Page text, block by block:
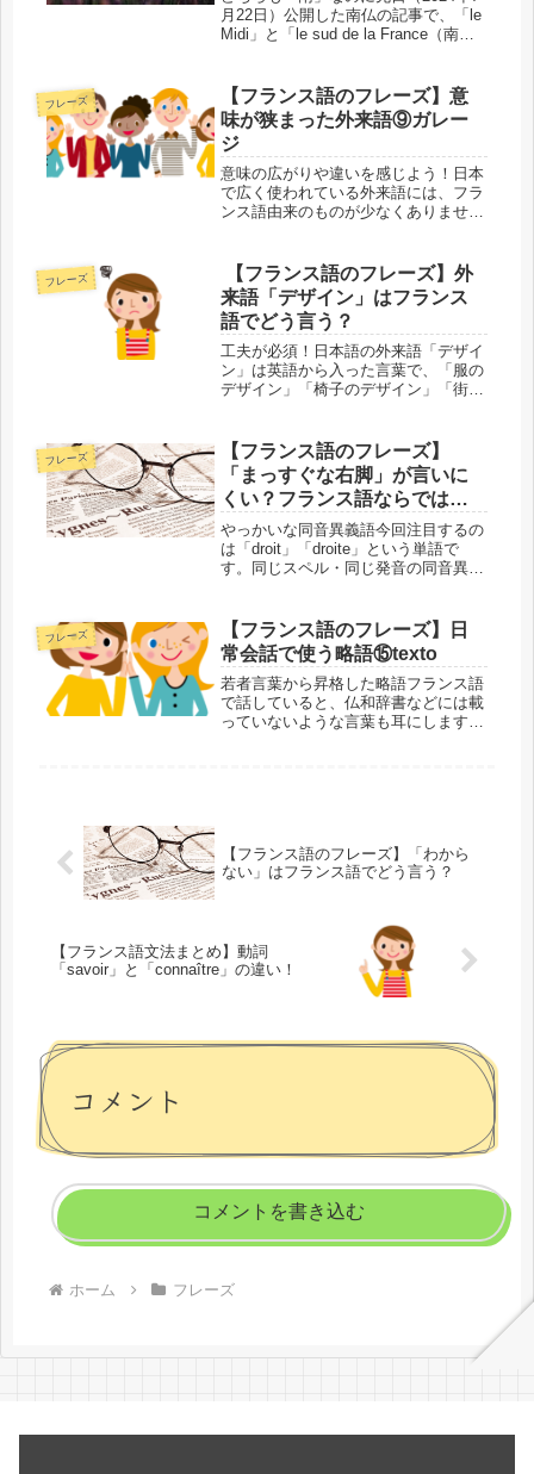
月22日）公開した南仏の記事で、「le
Midi」と「le sud de la France（南
「sud」は、どちらも「南」を意味す
る...
フレーズ
【フランス語のフレーズ】意
味が狭まった外来語⑨ガレー
ジ
意味の広がりや違いを感じよう！日本
で広く使われている外来語には、フラ
ンス語由来のものが少なくありませ
味が抜け落ちたり、変わってしまうこ
とすらあります。外来語・元の単語の
両方...
フレーズ
【フランス語のフレーズ】外
来語「デザイン」はフランス
語でどう言う？
工夫が必須！日本語の外来語「デザイ
ン」は英語から入った言葉で、「服の
デザイン」「椅子のデザイン」「街の
るので、普段は気にも留めないもので
すが、日本語の「デザイン」は美しさ
や...
フレーズ
【フランス語のフレーズ】
「まっすぐな右脚」が言いに
くい？フランス語ならではの
理由！
やっかいな同音異義語今回注目するの
は「droit」「droite」という単語で
す。同じスペル・同じ発音の同音異義
文脈で判断しなければならないことが
よくあります。そのせいで「...
フレーズ
【フランス語のフレーズ】日
常会話で使う略語⑮texto
若者言葉から昇格した略語フランス語
で話していると、仏和辞書などには載
っていないような言葉も耳にします。
【フランス語のフレーズ】「わから
ない」はフランス語でどう言う？
【フランス語文法まとめ】動詞
「savoir」と「connaître」の違い！
コメント
コメントを書き込む
ホーム フレーズ